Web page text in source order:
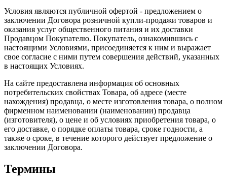
Условия являются публичной офертой - предложением о
заключении Договора розничной купли-продажи товаров и
оказания услуг общественного питания и их доставки
Продавцом Покупателю. Покупатель, ознакомившись с
настоящими Условиями, присоединяется к ним и выражает
свое согласие с ними путем совершения действий, указанных
в настоящих Условиях.
На сайте предоставлена информация об основных
потребительских свойствах Товара, об адресе (месте
нахождения) продавца, о месте изготовления товара, о полном
фирменном наименовании (наименовании) продавца
(изготовителя), о цене и об условиях приобретения товара, о
его доставке, о порядке оплаты товара, сроке годности, а
также о сроке, в течение которого действует предложение о
заключении Договора.
Термины